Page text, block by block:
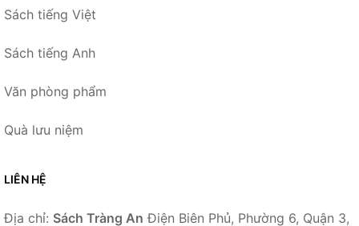
Sách tiếng Việt
Sách tiếng Anh
Văn phòng phẩm
Quà lưu niệm
LIÊN HỆ
Địa chỉ: Sách Tràng An Điện Biên Phủ, Phường 6, Quận 3,